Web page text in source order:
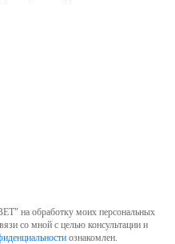
на обработку моих персональных
со мной с целью консультации и
ознакомлен.